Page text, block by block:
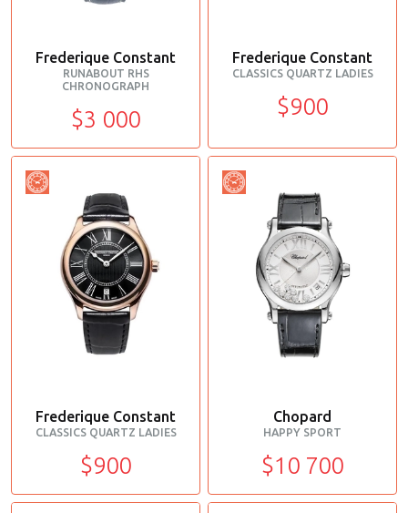
Frederique Constant
RUNABOUT RHS
CHRONOGRAPH
$3 000
Frederique Constant
CLASSICS QUARTZ LADIES
$900
Frederique Constant
CLASSICS QUARTZ LADIES
$900
Chopard
HAPPY SPORT
$10 700